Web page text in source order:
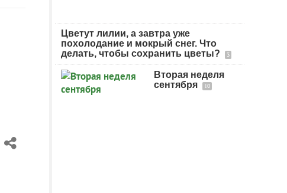
Цветут лилии, а завтра уже
похолодание и мокрый снег. Что
делать, чтобы сохранить цветы?
3
Вторая неделя
сентября
10